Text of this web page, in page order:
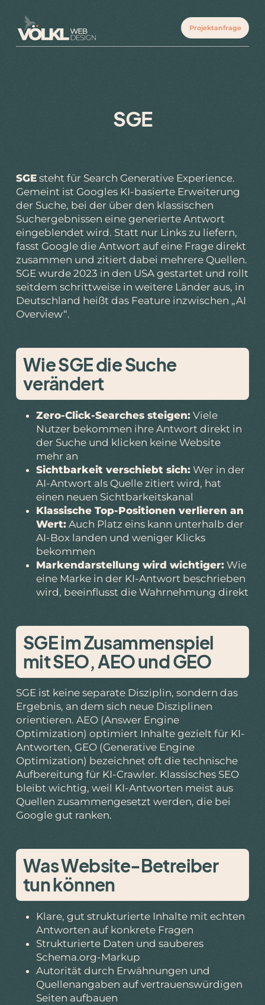
Projektanfrage
SGE
SGEsteht für Search Generative Experience.
Gemeint ist Googles KI-basierte Erweiterung
der Suche, bei der über den klassischen
Suchergebnissen eine generierte Antwort
eingeblendet wird. Statt nur Links zu liefern,
fasst Google die Antwort auf eine Frage direkt
zusammen und zitiert dabei mehrere Quellen.
SGE wurde 2023 in den USA gestartet und rollt
seitdem schrittweise in weitere Länder aus, in
Deutschland heißt das Feature inzwischen „AI
Overview“.
Wie SGE die Suche
verändert
Zero-Click-Searches steigen:Viele
Nutzer bekommen ihre Antwort direkt in
der Suche und klicken keine Website
mehr an
Sichtbarkeit verschiebt sich:Wer in der
AI-Antwort als Quelle zitiert wird, hat
einen neuen Sichtbarkeitskanal
Klassische Top-Positionen verlieren an
Wert:Auch Platz eins kann unterhalb der
AI-Box landen und weniger Klicks
bekommen
Markendarstellung wird wichtiger:Wie
eine Marke in der KI-Antwort beschrieben
wird, beeinflusst die Wahrnehmung direkt
SGE im Zusammenspiel
mit SEO, AEO und GEO
SGE ist keine separate Disziplin, sondern das
Ergebnis, an dem sich neue Disziplinen
orientieren. AEO (Answer Engine
Optimization) optimiert Inhalte gezielt für KI-
Antworten, GEO (Generative Engine
Optimization) bezeichnet oft die technische
Aufbereitung für KI-Crawler. Klassisches SEO
bleibt wichtig, weil KI-Antworten meist aus
Quellen zusammengesetzt werden, die bei
Google gut ranken.
Was Website-Betreiber
tun können
Klare, gut strukturierte Inhalte mit echten
Antworten auf konkrete Fragen
Strukturierte Daten und sauberes
Schema.org-Markup
Autorität durch Erwähnungen und
Quellenangaben auf vertrauenswürdigen
Seiten aufbauen